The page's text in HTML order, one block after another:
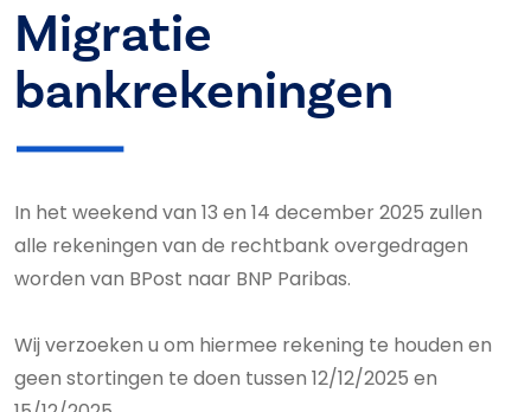
Migratie
bankrekeningen
In het weekend van 13 en 14 december 2025 zullen
alle rekeningen van de rechtbank overgedragen
worden van BPost naar BNP Paribas.
Wij verzoeken u om hiermee rekening te houden en
geen stortingen te doen tussen 12/12/2025 en